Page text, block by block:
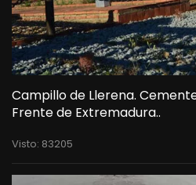
Campillo de Llerena.
Frente de Extremadura..
Visto: 83205